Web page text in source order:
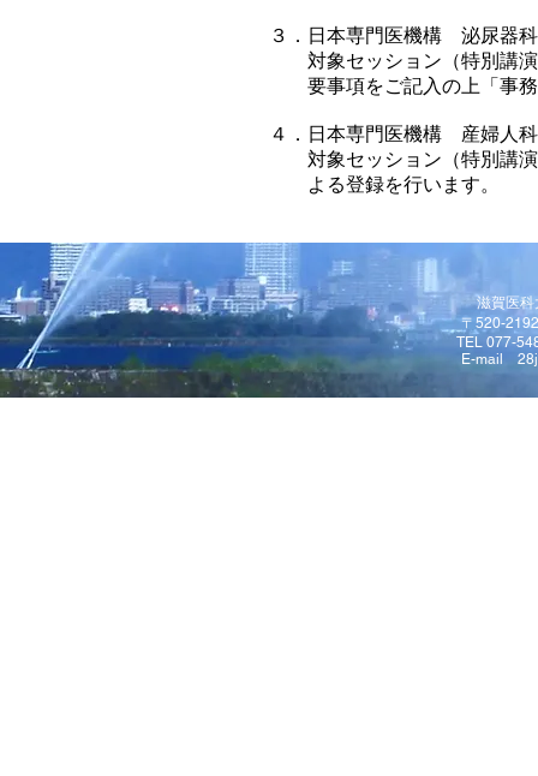
３．日本専門医機構 泌尿器
対象セッション（特別講演
要事項をご記入の上「事務
４．日本専門医機構 産婦人
対象セッション（特別講演
よる登録を行います。
滋賀医科
〒520-
TEL 077-
E-mail